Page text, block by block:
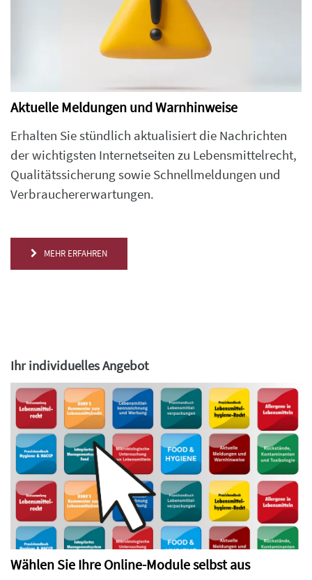
Aktuelle Meldungen und Warnhinweise
Erhalten Sie stündlich aktualisiert die Nachrichten
der wichtigsten Internetseiten zu Lebensmittelrecht,
Qualitätssicherung sowie Schnellmeldungen und
Verbrauchererwartungen.
MEHR ERFAHREN
Ihr individuelles Angebot
Wählen Sie Ihre Online-Module selbst aus